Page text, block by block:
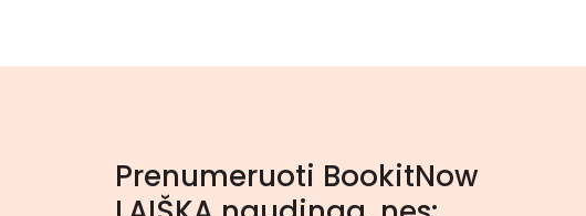
Prenumeruoti BookitNow